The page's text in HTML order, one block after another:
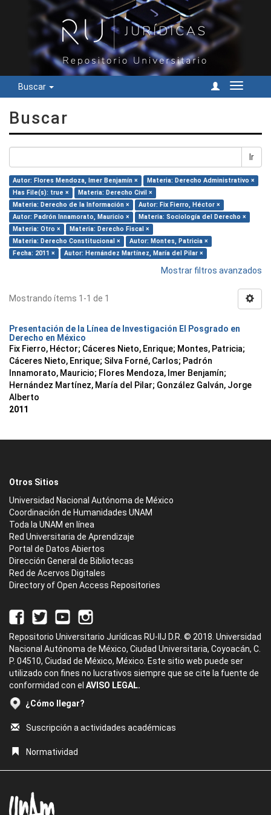
Buscar
Cambiar
Buscar
Ir
Autor: Flores Mendoza, Imer Benjamín ×
Materia: Derecho Administrativo ×
Has File(s): true ×
Materia: Derecho Civil ×
Materia: Derecho de la Información ×
Autor: Fix Fierro, Héctor ×
Autor: Padrón Innamorato, Mauricio ×
Materia: Sociología del Derecho ×
Materia: Otro ×
Materia: Derecho Fiscal ×
Materia: Derecho Constitucional ×
Autor: Montes, Patricia ×
Fecha: 2011 ×
Autor: Hernández Martínez, María del Pilar ×
Mostrar filtros avanzados
Mostrando ítems 1-1 de 1
Presentación de la Línea de Investigación El Posgrado en
Derecho en México
Fix Fierro, Héctor; Cáceres Nieto, Enrique; Montes, Patricia;
Cáceres Nieto, Enrique; Silva Forné, Carlos; Padrón
Innamorato, Mauricio; Flores Mendoza, Imer Benjamín;
Hernández Martínez, María del Pilar; González Galván, Jorge
Alberto
2011
Otros Sitios
Universidad Nacional Autónoma de México
Coordinación de Humanidades UNAM
Toda la UNAM en línea
Red Universitaria de Aprendizaje
Portal de Datos Abiertos
Dirección General de Bibliotecas
Red de Acervos Digitales
Directory of Open Access Repositories
Repositorio Universitario Jurídicas RU-IIJ D.R. © 2018. Universidad
Nacional Autónoma de México, Ciudad Universitaria, Coyoacán, C.
P. 04510, Ciudad de México, México. Este sitio web puede ser
utilizado con fines no lucrativos siempre que se cite la fuente de
conformidad con el AVISO LEGAL.
¿Cómo llegar?
Suscripción a actividades académicas
Normatividad